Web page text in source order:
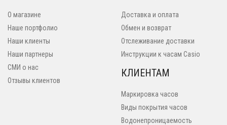
О магазине
Наше портфолио
Наши клиенты
Наши партнеры
СМИ о нас
Отзывы клиентов
Доставка и оплата
Обмен и возврат
Отслеживание доставки
Инструкции к часам Casio
КЛИЕНТАМ
Маркировка часов
Виды покрытия часов
Водонепроницаемость